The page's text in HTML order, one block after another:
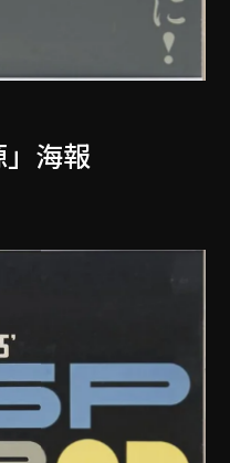
」海報